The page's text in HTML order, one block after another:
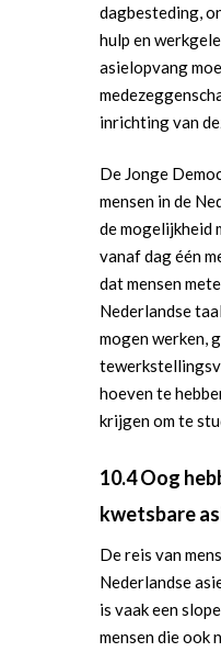
dagbesteding,
hulp en
asielopvang
inrichting van
De Jonge
mensen in de
de mogelijkheid
vanaf dag één
dat mensen
Nederlandse
mogen werken,
hoeven te
krijgen om te
10.4 Oog
kwetsbare
De reis van
Nederlandse
is vaak een
mensen die ook